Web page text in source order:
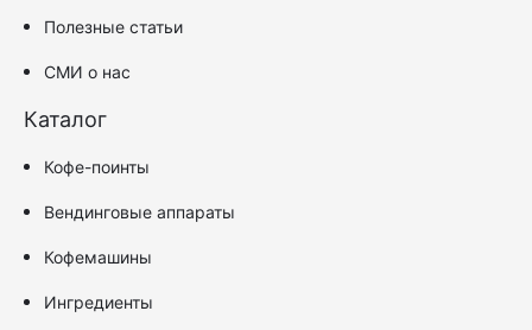
Полезные статьи
СМИ о нас
Каталог
Кофе-поинты
Вендинговые аппараты
Кофемашины
Ингредиенты